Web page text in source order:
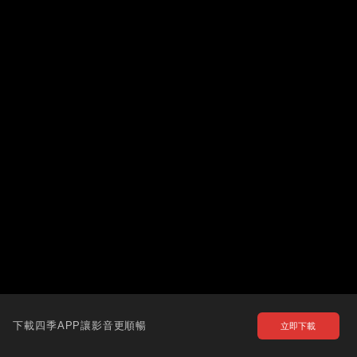
下載四季APP讓影音更順暢 立即下載